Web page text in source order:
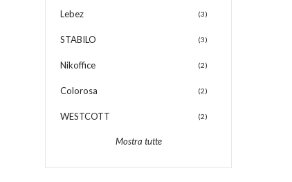
Lebez (3)
STABILO (3)
Nikoffice (2)
Colorosa (2)
WESTCOTT (2)
Mostra tutte